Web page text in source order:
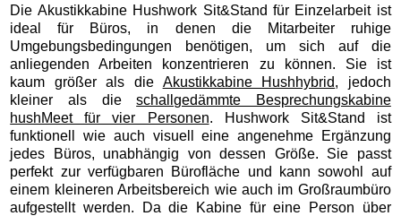
Die Akustikkabine Hushwork Sit&Stand für Einzelarbeit ist
ideal für Büros, in denen die Mitarbeiter ruhige
Umgebungsbedingungen benötigen, um sich auf die
anliegenden Arbeiten konzentrieren zu können. Sie ist
kaum größer als die Akustikkabine Hushhybrid, jedoch
kleiner als dieschallgedämmte Besprechungskabine
hushMeet für vier Personen. Hushwork Sit&Stand ist
funktionell wie auch visuell eine angenehme Ergänzung
jedes Büros, unabhängig von dessen Größe. Sie passt
perfekt zur verfügbaren Bürofläche und kann sowohl auf
einem kleineren Arbeitsbereich wie auch im Großraumbüro
aufgestellt werden. Da die Kabine für eine Person über